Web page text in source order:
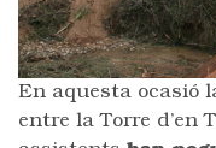
En aquesta ocasió
entre la Torre d’en